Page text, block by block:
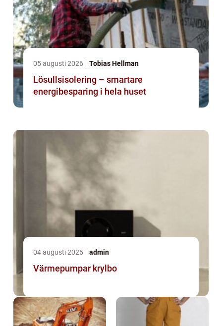
05 augusti 2026 Tobias Hellman
Lösullsisolering – smartare
energibesparing i hela huset
04 augusti 2026 admin
Värmepumpar krylbo